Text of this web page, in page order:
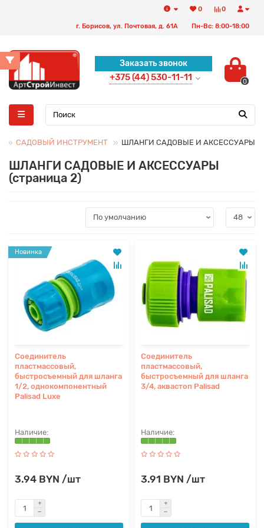
0
0
г. Борисов, ул. Почтовая, д. 61А Пн-Вс: 8:00-18:00
Заказать звонок
+375 (44) 530-11-11 0
САДОВЫЙ ИНСТРУМЕНТ ШЛАНГИ САДОВЫЕ И АКСЕССУАРЫ
ШЛАНГИ САДОВЫЕ И АКСЕССУАРЫ
(страница 2)
Новинка
Соединитель
пластмассовый,
быстросъемный для шланга
1/2, однокомпонентный
Palisad Luxe
3.94 BYN /шт
Соединитель
пластмассовый,
быстросъемный для шланга
3/4, аквастоп Palisad
3.91 BYN /шт